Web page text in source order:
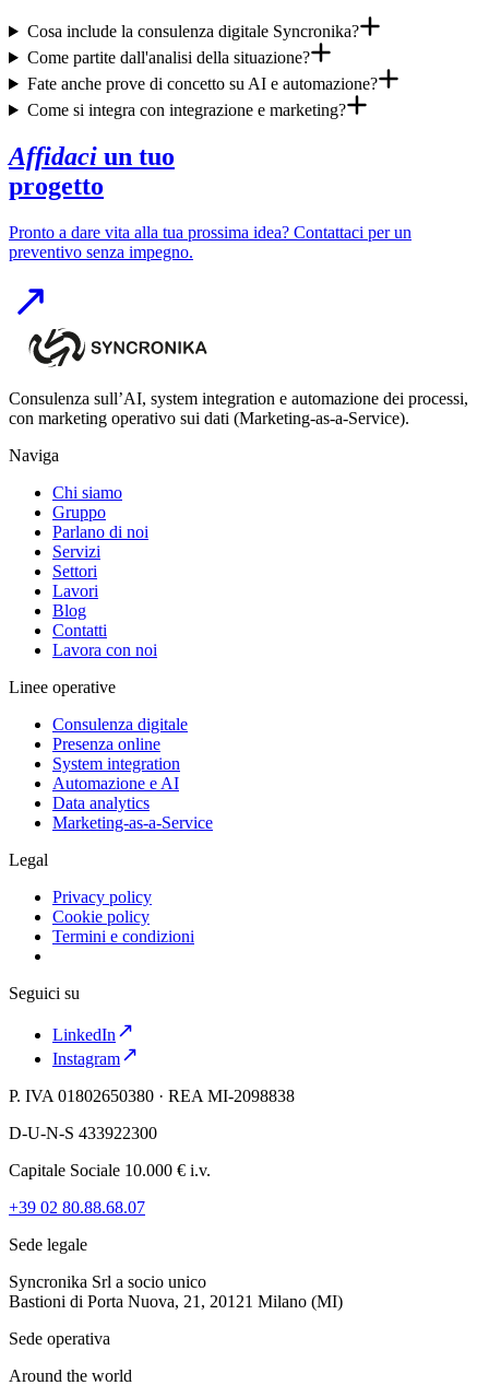
Cosa include la consulenza digitale Syncronika?
Come partite dall'analisi della situazione?
Fate anche prove di concetto su AI e automazione?
Come si integra con integrazione e marketing?
Affidaci un tuo
progetto
Pronto a dare vita alla tua prossima idea? Contattaci per un
preventivo senza impegno.
Consulenza sull’AI, system integration e automazione dei processi,
con marketing operativo sui dati (Marketing-as-a-Service).
Naviga
Chi siamo
Gruppo
Parlano di noi
Servizi
Settori
Lavori
Blog
Contatti
Lavora con noi
Linee operative
Consulenza digitale
Presenza online
System integration
Automazione e AI
Data analytics
Marketing-as-a-Service
Legal
Privacy policy
Cookie policy
Termini e condizioni
Seguici su
LinkedIn
Instagram
P. IVA 01802650380 · REA MI-2098838
D-U-N-S 433922300
Capitale Sociale 10.000 € i.v.
+39 02 80.88.68.07
Sede legale
Syncronika Srl a socio unico
Bastioni di Porta Nuova, 21, 20121 Milano (MI)
Sede operativa
Around the world